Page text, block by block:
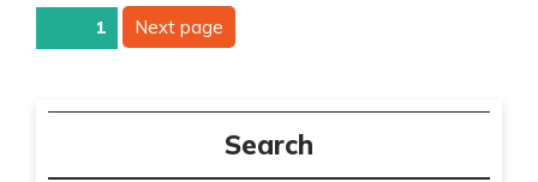
Pagination
publications
1 Next page
Search